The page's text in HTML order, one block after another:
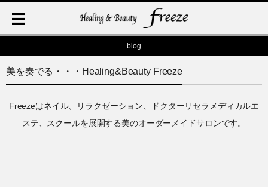
blog
美を奏でる・・・Healing&Beauty Freeze
Freezeはネイル、リラクゼーション、ドクターリセラメディカルエ
ステ、スクールを展開する美のオーダーメイドサロンです。